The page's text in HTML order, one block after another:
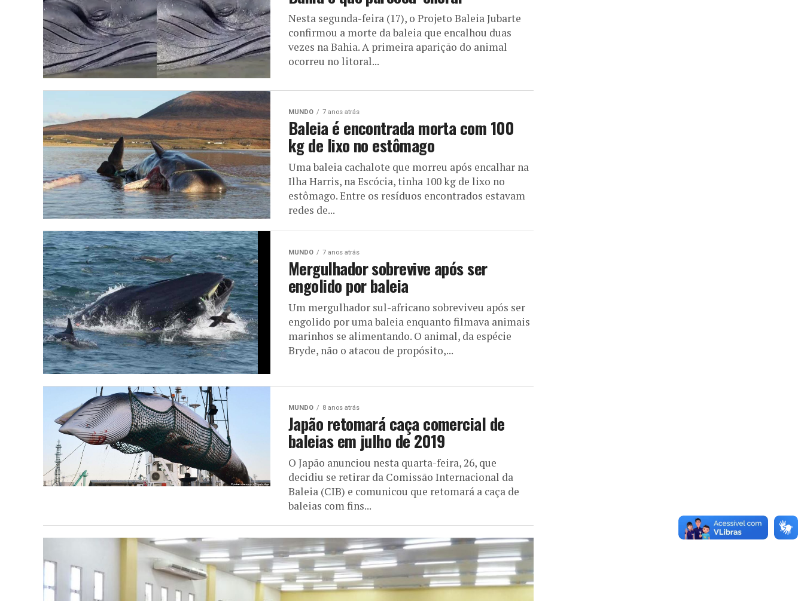
Nesta segunda-feira (17), o Projeto Baleia Jubarte
confirmou a morte da baleia que encalhou duas
vezes na Bahia. A primeira aparição do animal
ocorreu no litoral...
MUNDO 7 anos atrás
Baleia é encontrada morta com 100
kg de lixo no estômago
Uma baleia cachalote que morreu após encalhar na
Ilha Harris, na Escócia, tinha 100 kg de lixo no
estômago. Entre os resíduos encontrados estavam
redes de...
MUNDO 7 anos atrás
Mergulhador sobrevive após ser
engolido por baleia
Um mergulhador sul-africano sobreviveu após ser
engolido por uma baleia enquanto filmava animais
marinhos se alimentando. O animal, da espécie
Bryde, não o atacou de propósito,...
MUNDO 8 anos atrás
Japão retomará caça comercial de
baleias em julho de 2019
O Japão anunciou nesta quarta-feira, 26, que
decidiu se retirar da Comissão Internacional da
Baleia (CIB) e comunicou que retomará a caça de
baleias com fins...